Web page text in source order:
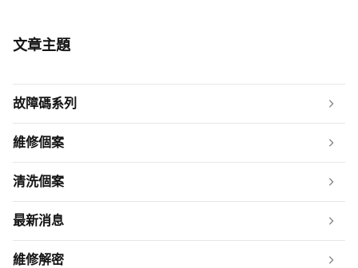
文章主題
故障碼系列
維修個案
清洗個案
最新消息
維修解密